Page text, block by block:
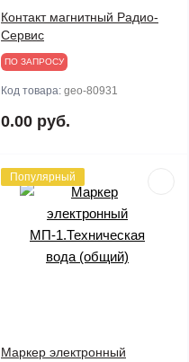
Контакт магнитный Радио-
Сервис
ПО ЗАПРОСУ
Код товара: geo-80931
0.00 руб.
Популярный
Маркер электронный